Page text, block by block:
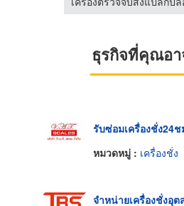
ธุรกิจที่คุณอา
รับซ่อมเครื่องชั่ง24ช
หมวดหมู่ : เครื่องชั่ง
จำหน่ายเครื่องชั่งอุต